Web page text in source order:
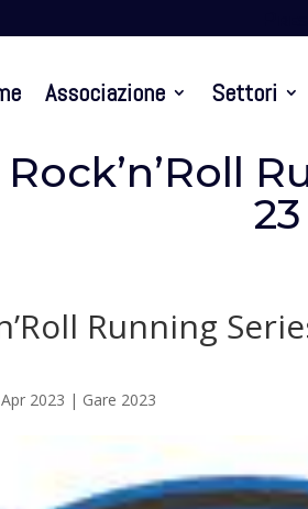
Associazione Settori
Running
2023 | Gare 2023